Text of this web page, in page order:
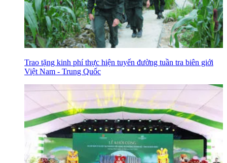
Trao tặng kinh phí thực hiện tuyến đường tuần tra biên giới
Việt Nam - Trung Quốc